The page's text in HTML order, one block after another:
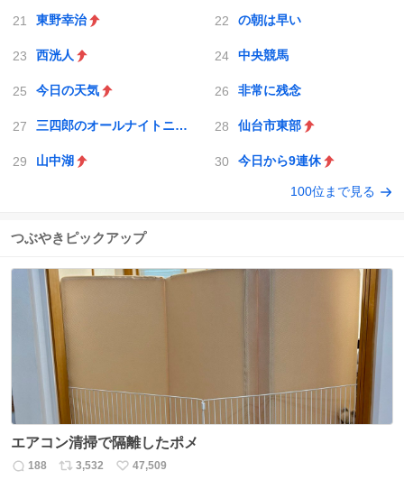
東野幸治 の朝は早い
西洸人 中央競馬
今日の天気 非常に残念
三四郎のオールナイトニッポン0 仙台市東部
山中湖 今日から9連休
100位まで見る
つぶやきピックアップ
エアコン清掃で隔離したポメ
返
188
リ
3,532
い
47,509